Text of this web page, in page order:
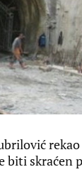
biti skraćen